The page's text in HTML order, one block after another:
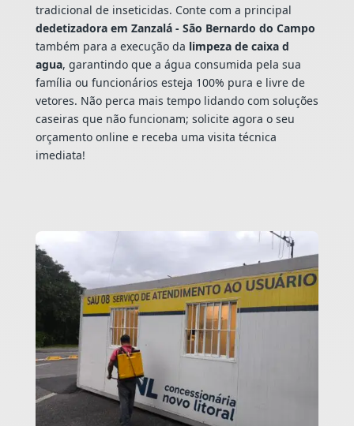
tradicional de inseticidas. Conte com a principal
dedetizadora em Zanzalá - São Bernardo do Campo
também para a execução da limpeza de caixa d
agua, garantindo que a água consumida pela sua
família ou funcionários esteja 100% pura e livre de
vetores. Não perca mais tempo lidando com soluções
caseiras que não funcionam; solicite agora o seu
orçamento online e receba uma visita técnica
imediata!